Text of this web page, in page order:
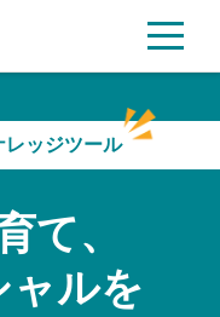
レッジツール
て、
ャルを